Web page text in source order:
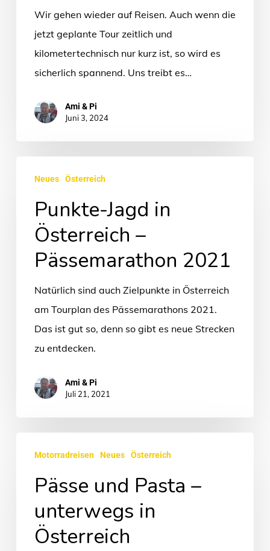
Wir gehen wieder auf Reisen. Auch wenn die
jetzt geplante Tour zeitlich und
kilometertechnisch nur kurz ist, so wird es
sicherlich spannend. Uns treibt es…
Ami & Pi
Juni 3, 2024
Jagd
Österreich
Pässemarathon
Neues Österreich
Punkte-Jagd in
Österreich –
Pässemarathon 2021
Natürlich sind auch Zielpunkte in Österreich
am Tourplan des Pässemarathons 2021.
Das ist gut so, denn so gibt es neue Strecken
zu entdecken.
Ami & Pi
Juli 21, 2021
Pasta
unterwegs
Motorradreisen Neues Österreich
Pässe und Pasta –
unterwegs in
Österreich